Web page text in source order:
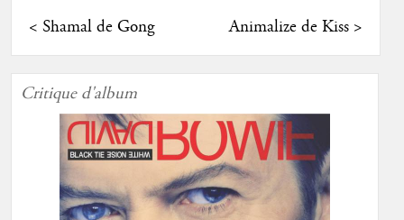
< Shamal de Gong Animalize de Kiss>
Critique d'album